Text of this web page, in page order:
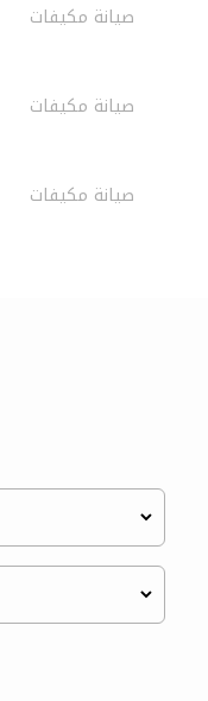
صيانة مكيفات
صيانة مكيفات
صيانة مكيفات